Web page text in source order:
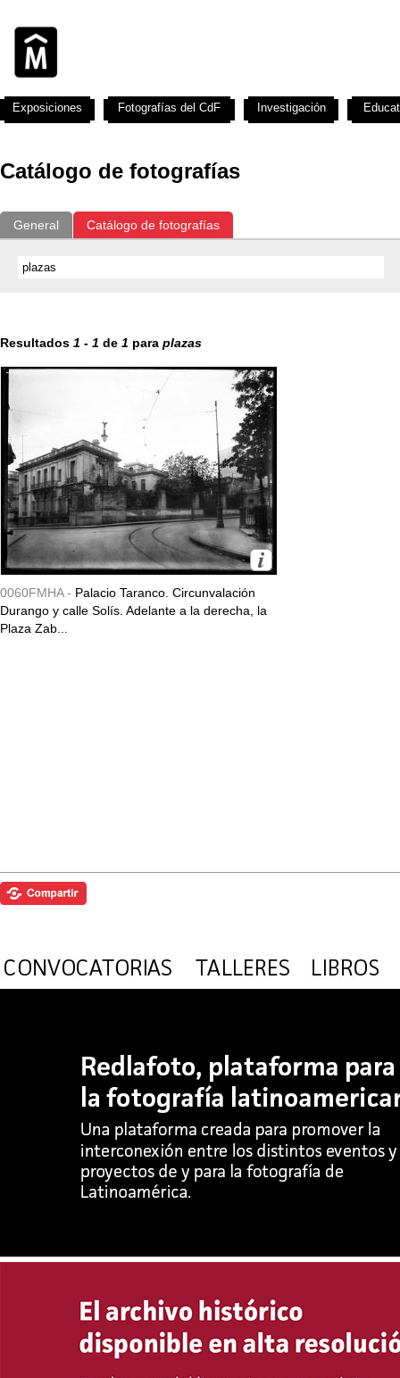
Catálogo de fotografías
General Catálogo de fotografías
Resultados 1 - 1 de 1 para plazas
0060FMHA - Palacio Taranco. Circunvalación
Durango y calle Solís. Adelante a la derecha, la
Plaza Zab...
Exposiciones Fotografías del CdF Investigación